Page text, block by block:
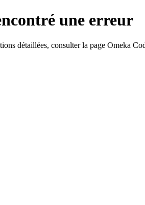
une erreur
détaillées, consulter la page Omeka